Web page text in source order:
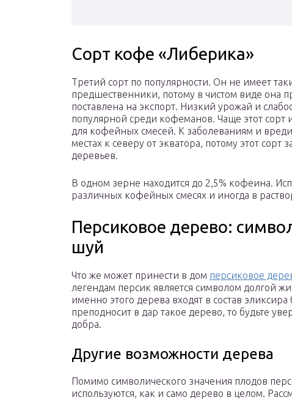
Сорт кофе «Либерика»
Третий сорт по популярности. Он не имеет
предшественники, потому в чистом виде она
поставлена на экспорт. Низкий урожай и
популярной среди кофеманов. Чаще этот сорт
для кофейных смесей. К заболеваниям и
местах к северу от экватора, потому этот
деревьев.
В одном зерне находится до 2,5% кофеина.
различных кофейных смесях и иногда в
Персиковое дерево:
шуй
Что же может принести в дом персиковое
легендам персик является символом долгой
именно этого дерева входят в состав
преподносит в дар такое дерево, то будьте
добра.
Другие возможности дерева
Помимо символического значения плодов
используются, как и само дерево в целом.